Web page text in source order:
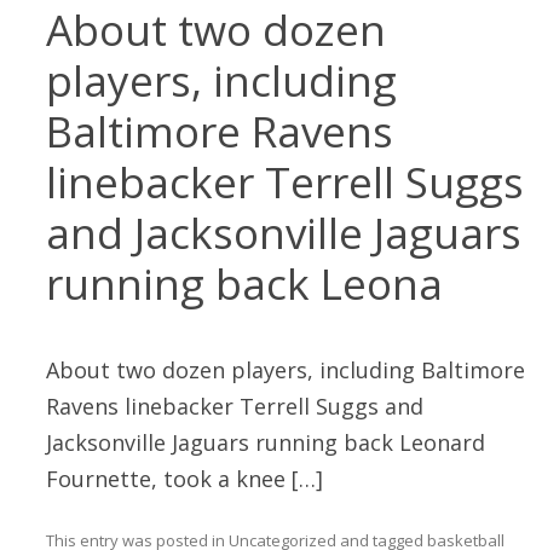
About two dozen
players, including
Baltimore Ravens
linebacker Terrell Suggs
and Jacksonville Jaguars
running back Leona
About two dozen players, including Baltimore
Ravens linebacker Terrell Suggs and
Jacksonville Jaguars running back Leonard
Fournette, took a knee […]
This entry was posted in Uncategorized and tagged basketball